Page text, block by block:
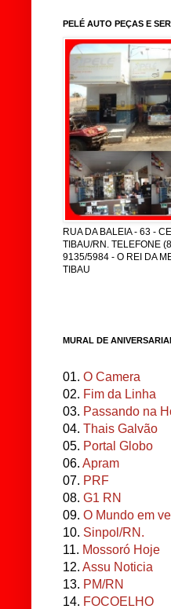
PELÉ AUTO PEÇAS E
RUA DA BALEIA - 63 -
TIBAU/RN. TELEFONE
9135/5984 - O REI DA
TIBAU
MURAL DE
01. O Camera
02. Fim da Linha
03. Passando na
04. Thais Galvão
05. Portal Globo
06. Apram
07. PRF
08. G1 RN
09. O Mundo em
10. Sinpol/RN.
11. Mossoró Hoje
12. Assu Noticia
13. PM/RN
14. FOCOELHO